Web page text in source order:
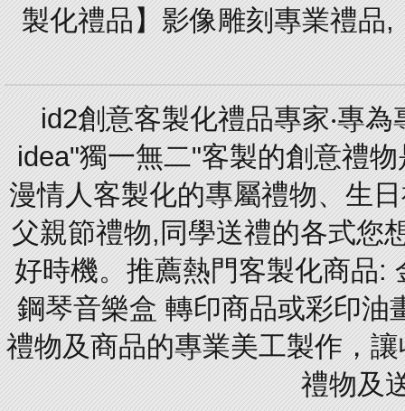
製化禮品】影像雕刻專業禮品
id2創意客製化禮品專家‧專
idea"獨一無二"客製的創意禮
漫情人客製化的專屬禮物、生
父親節禮物,同學送禮的各式您
好時機。推薦熱門客製化商品:
鋼琴音樂盒 轉印商品或彩印油
禮物及商品的專業美工製作，
禮物及